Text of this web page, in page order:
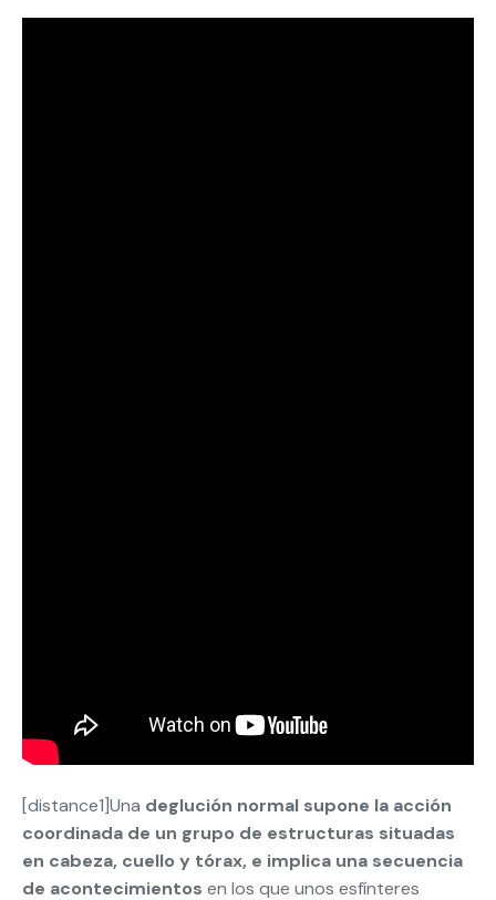
[distance1]Una deglución normal supone la acción
coordinada de un grupo de estructuras situadas
en cabeza, cuello y tórax, e implica una secuencia
de acontecimientos en los que unos esfínteres